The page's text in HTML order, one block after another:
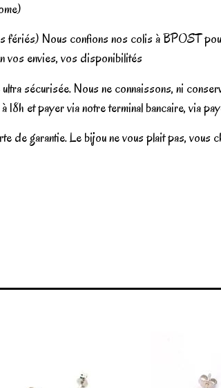
fériés) Nous confions nos colis à BPOST
vos envies, vos disponibilités
sécurisée. Nous ne connaissons, ni
et payer via notre terminal bancaire, via
de garantie. Le bijou ne vous plait pas,